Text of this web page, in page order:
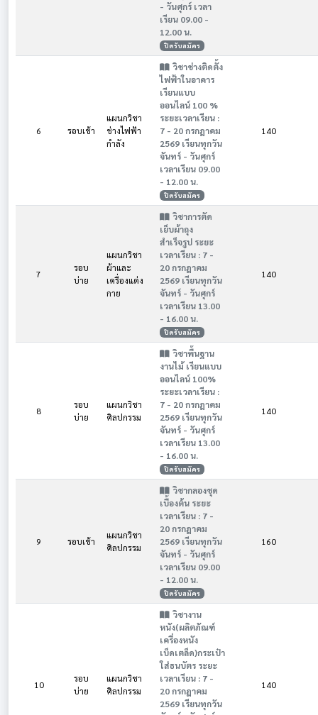
- วันศุกร์ เวลา
เรียน 09.00 -
12.00 น.
ปิดรับสมัคร
6 รอบเช้า
แผนกวิชา
ช่างไฟฟ้า
กำลัง
วิชาช่างติดตั้ง
ไฟฟ้าในอาคาร
เรียนแบบ
ออนไลน์ 100 %
ระยะเวลาเรียน :
7 - 20 กรกฎาคม
2569 เรียนทุกวัน
จันทร์ - วันศุกร์
เวลาเรียน 09.00
- 12.00 น.
ปิดรับสมัคร
140
7
รอบ
บ่าย
แผนกวิชา
ผ้าและ
เครื่องแต่ง
กาย
วิชาการตัด
เย็บผ้าถุง
สำเร็จรูป ระยะ
เวลาเรียน : 7 -
20 กรกฎาคม
2569 เรียนทุกวัน
จันทร์ - วันศุกร์
เวลาเรียน 13.00
- 16.00 น.
ปิดรับสมัคร
140
8
รอบ
บ่าย
แผนกวิชา
ศิลปกรรม
วิชาพื้นฐาน
งานไม้ เรียนแบบ
ออนไลน์ 100%
ระยะเวลาเรียน :
7 - 20 กรกฎาคม
2569 เรียนทุกวัน
จันทร์ - วันศุกร์
เวลาเรียน 13.00
- 16.00 น.
ปิดรับสมัคร
140
9 รอบเช้า
แผนกวิชา
ศิลปกรรม
วิชากลองชุด
เบื้องต้น ระยะ
เวลาเรียน : 7 -
20 กรกฎาคม
2569 เรียนทุกวัน
จันทร์ - วันศุกร์
เวลาเรียน 09.00
- 12.00 น.
ปิดรับสมัคร
160
10
รอบ
บ่าย
แผนกวิชา
ศิลปกรรม
วิชางาน
หนัง(ผลิตภัณฑ์
เครื่องหนัง
เบ็ดเตล็ด)กระเป๋า
ใส่ธนบัตร ระยะ
เวลาเรียน : 7 -
20 กรกฎาคม
2569 เรียนทุกวัน
140